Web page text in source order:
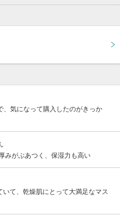
、気になって購入したのがきっか
みがぶあつく、保湿力も高い
て、乾燥肌にとって大満足なマス